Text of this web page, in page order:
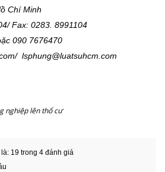
Chí Minh
Fax: 0283. 8991104
090 7676470
/ lsphung@luatsuhcm.com
nghiệp lên thổ cư
19 trong 4 đánh giá